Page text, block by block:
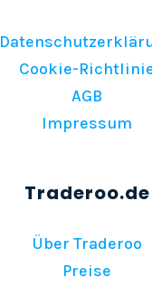
Cookie-
AGB
Impressum
Über Traderoo
Preise